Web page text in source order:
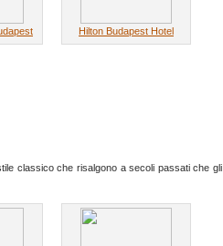
Hilton Budapest Hotel
classico che risalgono a secoli passati che gli